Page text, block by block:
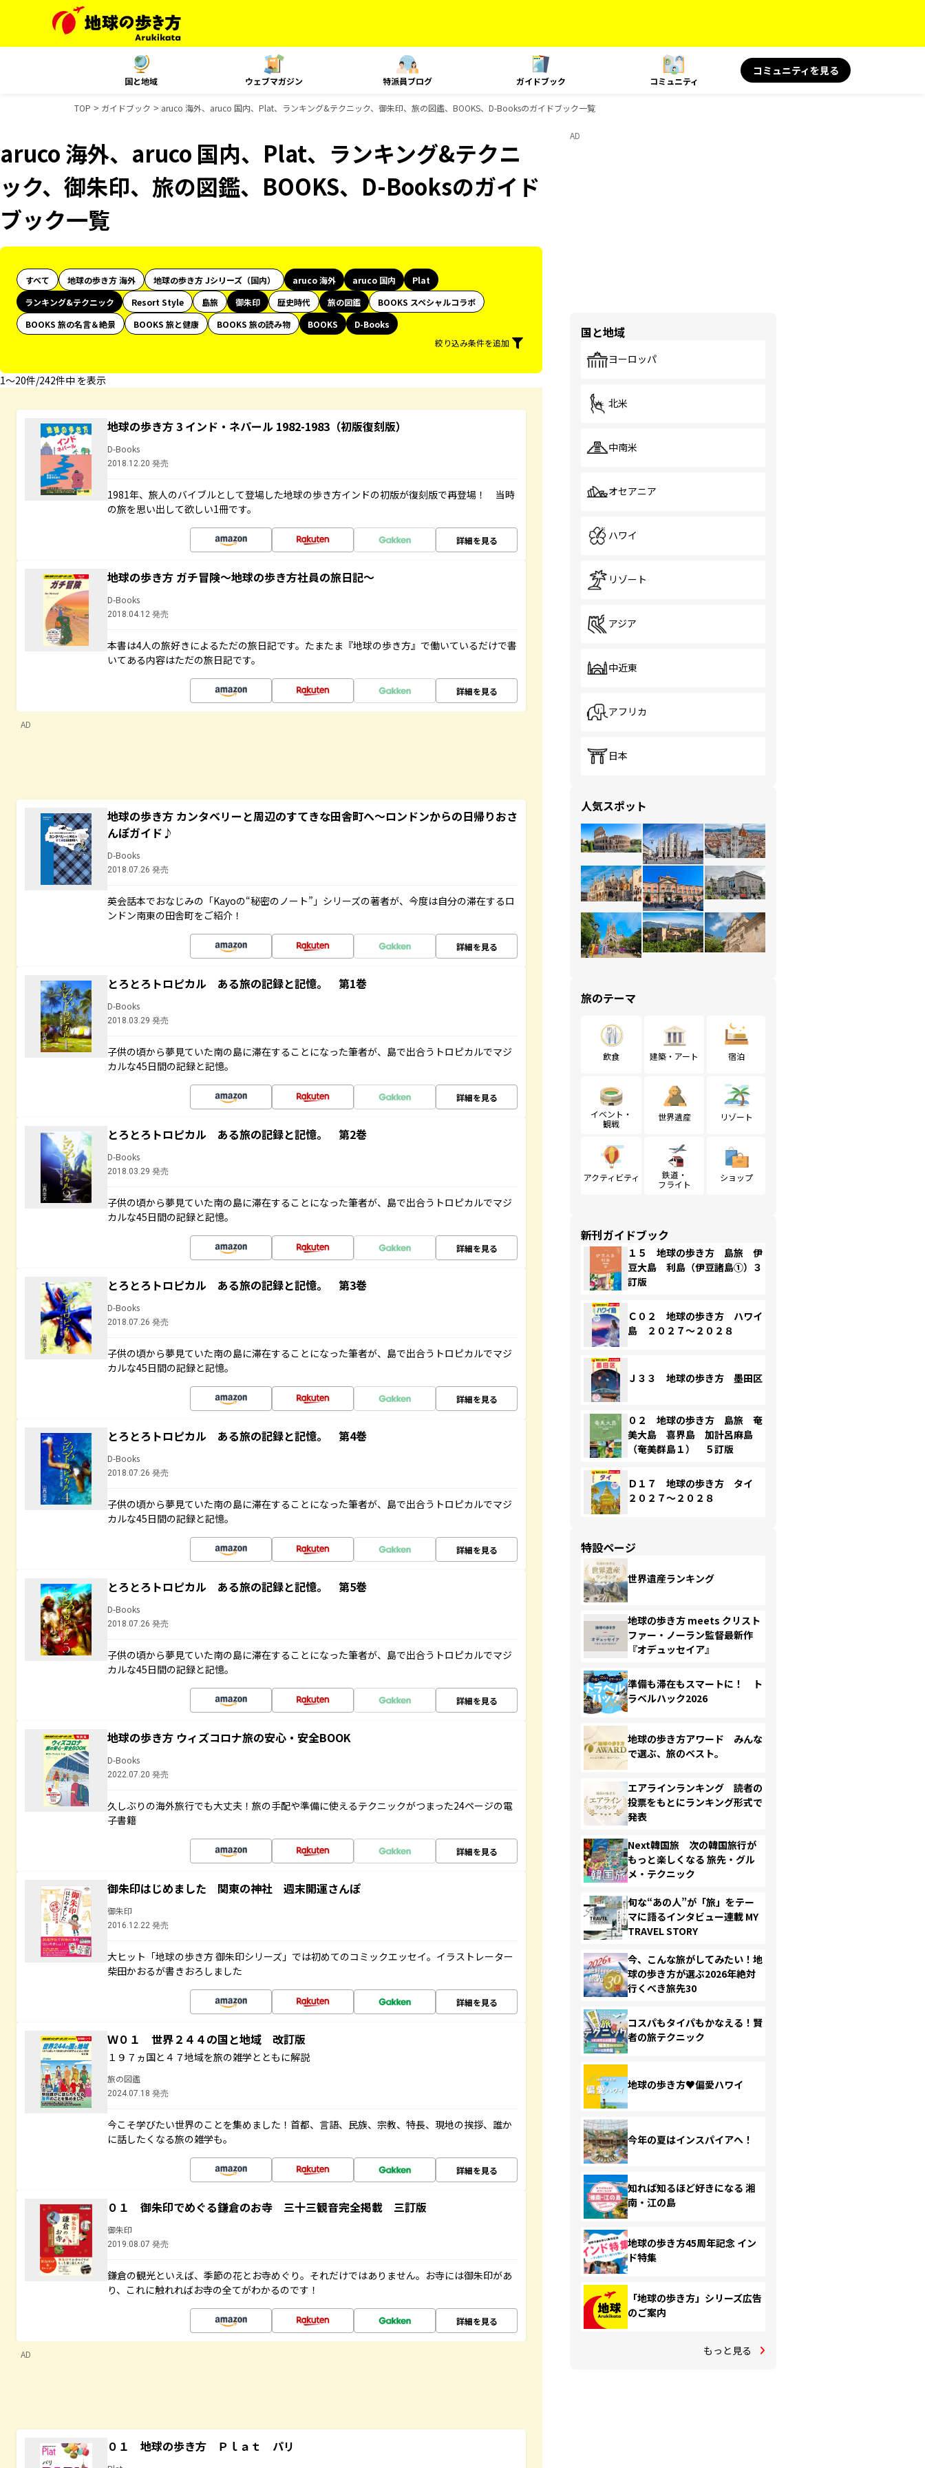
国と地域 ウェブマガジン 特派員ブログ ガイドブック コミュニティ
コミュニティを見る
TOP ガイドブック aruco 海外、aruco 国内、Plat、ランキング&テクニック、御朱印、旅の図鑑、BOOKS、D-Booksのガイドブック一覧
aruco 海外、aruco 国内、Plat、ランキング&テクニ
ック、御朱印、旅の図鑑、BOOKS、D-Booksのガイド
ブック一覧
すべて 地球の歩き方 海外 地球の歩き方 Jシリーズ（国内） aruco 海外 aruco 国内
Plat
ランキング&テクニック
Resort Style 島旅 御朱印 歴史時代 旅の図鑑
BOOKS スペシャルコラボ
BOOKS 旅の名言＆絶景
BOOKS 旅と健康 BOOKS 旅の読み物 BOOKS
D-Books
絞り込み条件を追加
1〜20件/242件中 を表示
地球の歩き方 3 インド・ネパール 1982-1983（初版復刻版）
D-Books
2018.12.20 発売
1981年、旅人のバイブルとして登場した地球の歩き方インドの初版が復刻版で再登場！ 当時
の旅を思い出して欲しい1冊です。
詳細を見る
地球の歩き方 ガチ冒険～地球の歩き方社員の旅日記～
D-Books
2018.04.12 発売
本書は4人の旅好きによるただの旅日記です。たまたま『地球の歩き方』で働いているだけで書
いてある内容はただの旅日記です。
詳細を見る
AD
地球の歩き方 カンタベリーと周辺のすてきな田舎町へ～ロンドンからの日帰りおさ
んぽガイド♪
D-Books
2018.07.26 発売
英会話本でおなじみの「Kayoの“秘密のノート”」シリーズの著者が、今度は自分の滞在するロ
ンドン南東の田舎町をご紹介！
詳細を見る
とろとろトロピカル ある旅の記録と記憶。 第1巻
D-Books
2018.03.29 発売
子供の頃から夢見ていた南の島に滞在することになった筆者が、島で出合うトロピカルでマジ
カルな45日間の記録と記憶。
詳細を見る
とろとろトロピカル ある旅の記録と記憶。 第2巻
D-Books
2018.03.29 発売
子供の頃から夢見ていた南の島に滞在することになった筆者が、島で出合うトロピカルでマジ
カルな45日間の記録と記憶。
詳細を見る
とろとろトロピカル ある旅の記録と記憶。 第3巻
D-Books
2018.07.26 発売
子供の頃から夢見ていた南の島に滞在することになった筆者が、島で出合うトロピカルでマジ
カルな45日間の記録と記憶。
詳細を見る
とろとろトロピカル ある旅の記録と記憶。 第4巻
D-Books
2018.07.26 発売
子供の頃から夢見ていた南の島に滞在することになった筆者が、島で出合うトロピカルでマジ
カルな45日間の記録と記憶。
詳細を見る
とろとろトロピカル ある旅の記録と記憶。 第5巻
D-Books
2018.07.26 発売
子供の頃から夢見ていた南の島に滞在することになった筆者が、島で出合うトロピカルでマジ
カルな45日間の記録と記憶。
詳細を見る
地球の歩き方 ウィズコロナ旅の安心・安全BOOK
D-Books
2022.07.20 発売
久しぶりの海外旅行でも大丈夫！旅の手配や準備に使えるテクニックがつまった24ページの電
子書籍
詳細を見る
御朱印はじめました 関東の神社 週末開運さんぽ
御朱印
2016.12.22 発売
大ヒット「地球の歩き方 御朱印シリーズ」では初めてのコミックエッセイ。イラストレーター
柴田かおるが書きおろしました
詳細を見る
Ｗ０１ 世界２４４の国と地域 改訂版
１９７ヵ国と４７地域を旅の雑学とともに解説
旅の図鑑
2024.07.18 発売
今こそ学びたい世界のことを集めました！首都、言語、民族、宗教、特長、現地の挨拶、誰か
に話したくなる旅の雑学も。
詳細を見る
０１ 御朱印でめぐる鎌倉のお寺 三十三観音完全掲載 三訂版
御朱印
2019.08.07 発売
鎌倉の観光といえば、季節の花とお寺めぐり。それだけではありません。お寺には御朱印があ
り、これに触れればお寺の全てがわかるのです！
詳細を見る
AD
０１ 地球の歩き方 Ｐｌａｔ パリ
AD
国と地域
ヨーロッパ
北米
中南米
オセアニア
ハワイ
リゾート
アジア
中近東
アフリカ
日本
人気スポット
旅のテーマ
飲食 建築・アート 宿泊
イベント・
観戦
世界遺産 リゾート
アクティビティ
鉄道・
フライト
ショップ
新刊ガイドブック
１５ 地球の歩き方 島旅 伊
豆大島 利島（伊豆諸島①）３
訂版
Ｃ０２ 地球の歩き方 ハワイ
島 ２０２７～２０２８
Ｊ３３ 地球の歩き方 墨田区
０２ 地球の歩き方 島旅 奄
美大島 喜界島 加計呂麻島
（奄美群島１） ５訂版
Ｄ１７ 地球の歩き方 タイ
２０２７～２０２８
特設ページ
世界遺産ランキング
地球の歩き方 meets クリスト
ファー・ノーラン監督最新作
『オデュッセイア』
準備も滞在もスマートに！ ト
ラベルハック2026
地球の歩き方アワード みんな
で選ぶ、旅のベスト。
エアラインランキング 読者の
投票をもとにランキング形式で
発表
Next韓国旅 次の韓国旅行が
もっと楽しくなる 旅先・グル
メ・テクニック
旬な“あの人”が「旅」をテー
マに語るインタビュー連載 MY
TRAVEL STORY
今、こんな旅がしてみたい！地
球の歩き方が選ぶ2026年絶対
行くべき旅先30
コスパもタイパもかなえる！賢
者の旅テクニック
地球の歩き方♥偏愛ハワイ
今年の夏はインスパイアへ！
知れば知るほど好きになる 湘
南・江の島
地球の歩き方45周年記念 イン
ド特集
「地球の歩き方」シリーズ広告
のご案内
もっと見る